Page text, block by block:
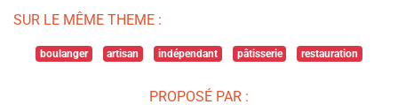
SUR LE MÊME THEME :
boulanger artisan indépendant pâtisserie restauration
PROPOSÉ PAR :